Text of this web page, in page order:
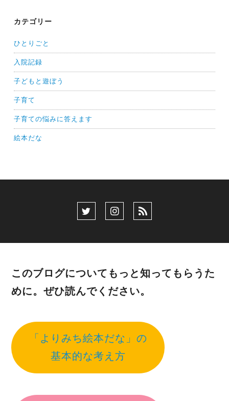
カテゴリー
ひとりごと
入院記録
子どもと遊ぼう
子育て
子育ての悩みに答えます
絵本だな
このブログについてもっと知ってもらうた
めに。ぜひ読んでください。
「よりみち絵本だな」の
基本的な考え方